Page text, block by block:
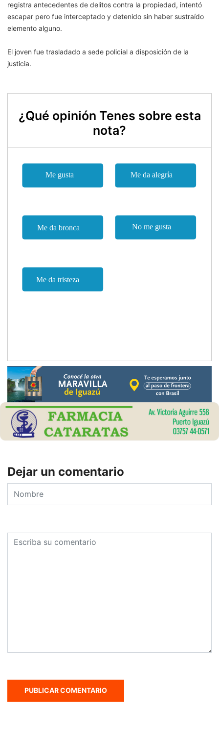
registra antecedentes de delitos contra la propiedad, intentó
escapar pero fue interceptado y detenido sin haber sustraído
elemento alguno.
El joven fue trasladado a sede policial a disposición de la
justicia.
¿Qué opinión Tenes sobre esta
nota?
Dejar un comentario